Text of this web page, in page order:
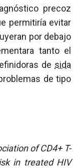
precoz
permitiría evitar
por debajo
tanto el
de sida
de tipo
of CD4+ T-
in treated HIV